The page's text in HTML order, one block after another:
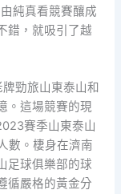
純真看競賽釀成
錯，就吸引了越
勁旅山東泰山和
。這場競賽的現
賽季山東泰山
數。棲身在濟南
足球俱樂部的球
循嚴格的黃金分